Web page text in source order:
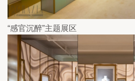
“感官沉醉”主题展区